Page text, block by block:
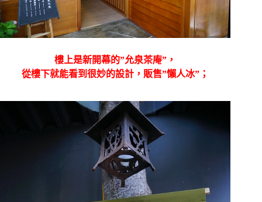
樓上是新開幕的”允泉茶庵”，
從樓下就能看到很妙的設計，販售”懶人冰”；